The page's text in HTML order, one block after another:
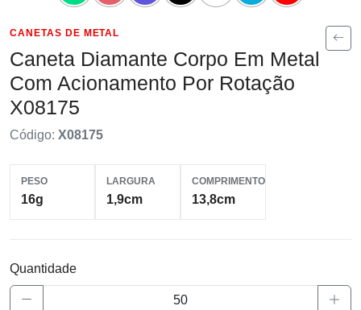
CANETAS DE METAL
Caneta Diamante Corpo Em Metal
Com Acionamento Por Rotação
X08175
Código: X08175
PESO
16g
LARGURA
1,9cm
COMPRIMENTO
13,8cm
Quantidade